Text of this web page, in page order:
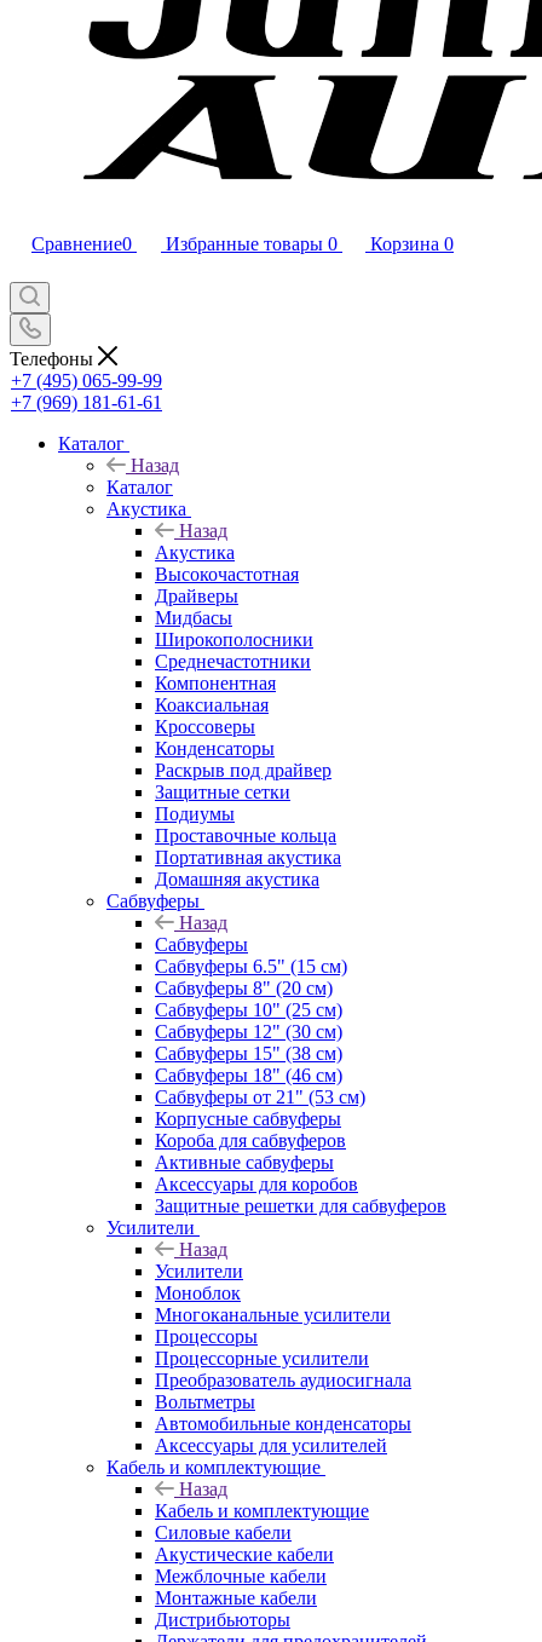
Сравнение0 Избранные товары 0 Корзина 0
Телефоны
+7 (495) 065-99-99
+7 (969) 181-61-61
Каталог
Назад
Каталог
Акустика
Назад
Акустика
Высокочастотная
Драйверы
Мидбасы
Широкополосники
Среднечастотники
Компонентная
Коаксиальная
Кроссоверы
Конденсаторы
Раскрыв под драйвер
Защитные сетки
Подиумы
Проставочные кольца
Портативная акустика
Домашняя акустика
Сабвуферы
Назад
Сабвуферы
Сабвуферы 6.5" (15 см)
Сабвуферы 8" (20 см)
Сабвуферы 10" (25 см)
Сабвуферы 12" (30 см)
Сабвуферы 15" (38 см)
Сабвуферы 18" (46 см)
Сабвуферы от 21" (53 см)
Корпусные сабвуферы
Короба для сабвуферов
Активные сабвуферы
Аксессуары для коробов
Защитные решетки для сабвуферов
Усилители
Назад
Усилители
Моноблок
Многоканальные усилители
Процессоры
Процессорные усилители
Преобразователь аудиосигнала
Вольтметры
Автомобильные конденсаторы
Аксессуары для усилителей
Кабель и комплектующие
Назад
Кабель и комплектующие
Силовые кабели
Акустические кабели
Межблочные кабели
Монтажные кабели
Дистрибьюторы